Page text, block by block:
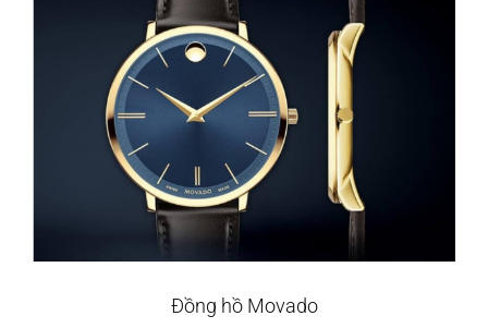
Đồng hồ Movado